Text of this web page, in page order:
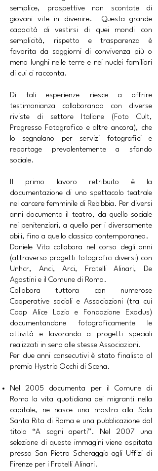
semplice, prospettive non scontate di
giovani vite in divenire. Questa grande
capacità di vestirsi di quei mondi con
semplicità, rispetto e trasparenza è
favorita da soggiorni di convivenza più o
meno lunghi nelle terre e nei nuclei familiari
di cui ci racconta.
Di tali esperienze riesce a offrire
testimonianza collaborando con diverse
riviste di settore Italiane (Foto Cult,
Progresso Fotografico e altre ancora), che
lo segnalano per servizi fotografici e
reportage prevalentemente a sfondo
sociale.
Il primo lavoro retribuito è la
documentazione di uno spettacolo teatrale
nel carcere femminile di Rebibbia. Per diversi
anni documenta il teatro, da quello sociale
nei penitenziari, a quello per i diversamente
abili, fino a quello classico contemporaneo.
Daniele Vita collabora nel corso degli anni
(attraverso progetti fotografici diversi) con
Unhcr, Anci, Arci, Fratelli Alinari, De
Agostini e il Comune di Roma.
Collabora tuttora con numerose
Cooperative sociali e Associazioni (tra cui
Coop Alice Lazio e Fondazione Exodus)
documentandone fotograficamente le
attività e lavorando a progetti speciali
realizzati in seno alle stesse Associazioni.
Per due anni consecutivi è stato finalista al
premio Hystrio Occhi di Scena.
Nel 2005 documenta per il Comune di
Roma la vita quotidiana dei migranti nella
capitale, ne nasce una mostra alla Sala
Santa Rita di Roma e una pubblicazione dal
titolo “A sogni aperti”. Nel 2007 una
selezione di queste immagini viene ospitata
presso San Pietro Scheraggio agli Uffizi di
Firenze per i Fratelli Alinari.